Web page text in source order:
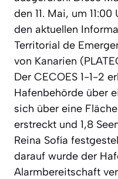
den 11. Mai, um
den aktuellen
Territorial de
von Kanarien
Der CECOES 1-1-2
Hafenbehörde über
sich über eine
erstreckt und 1,8
Reina Sofía
darauf wurde der
Alarmbereitschaft